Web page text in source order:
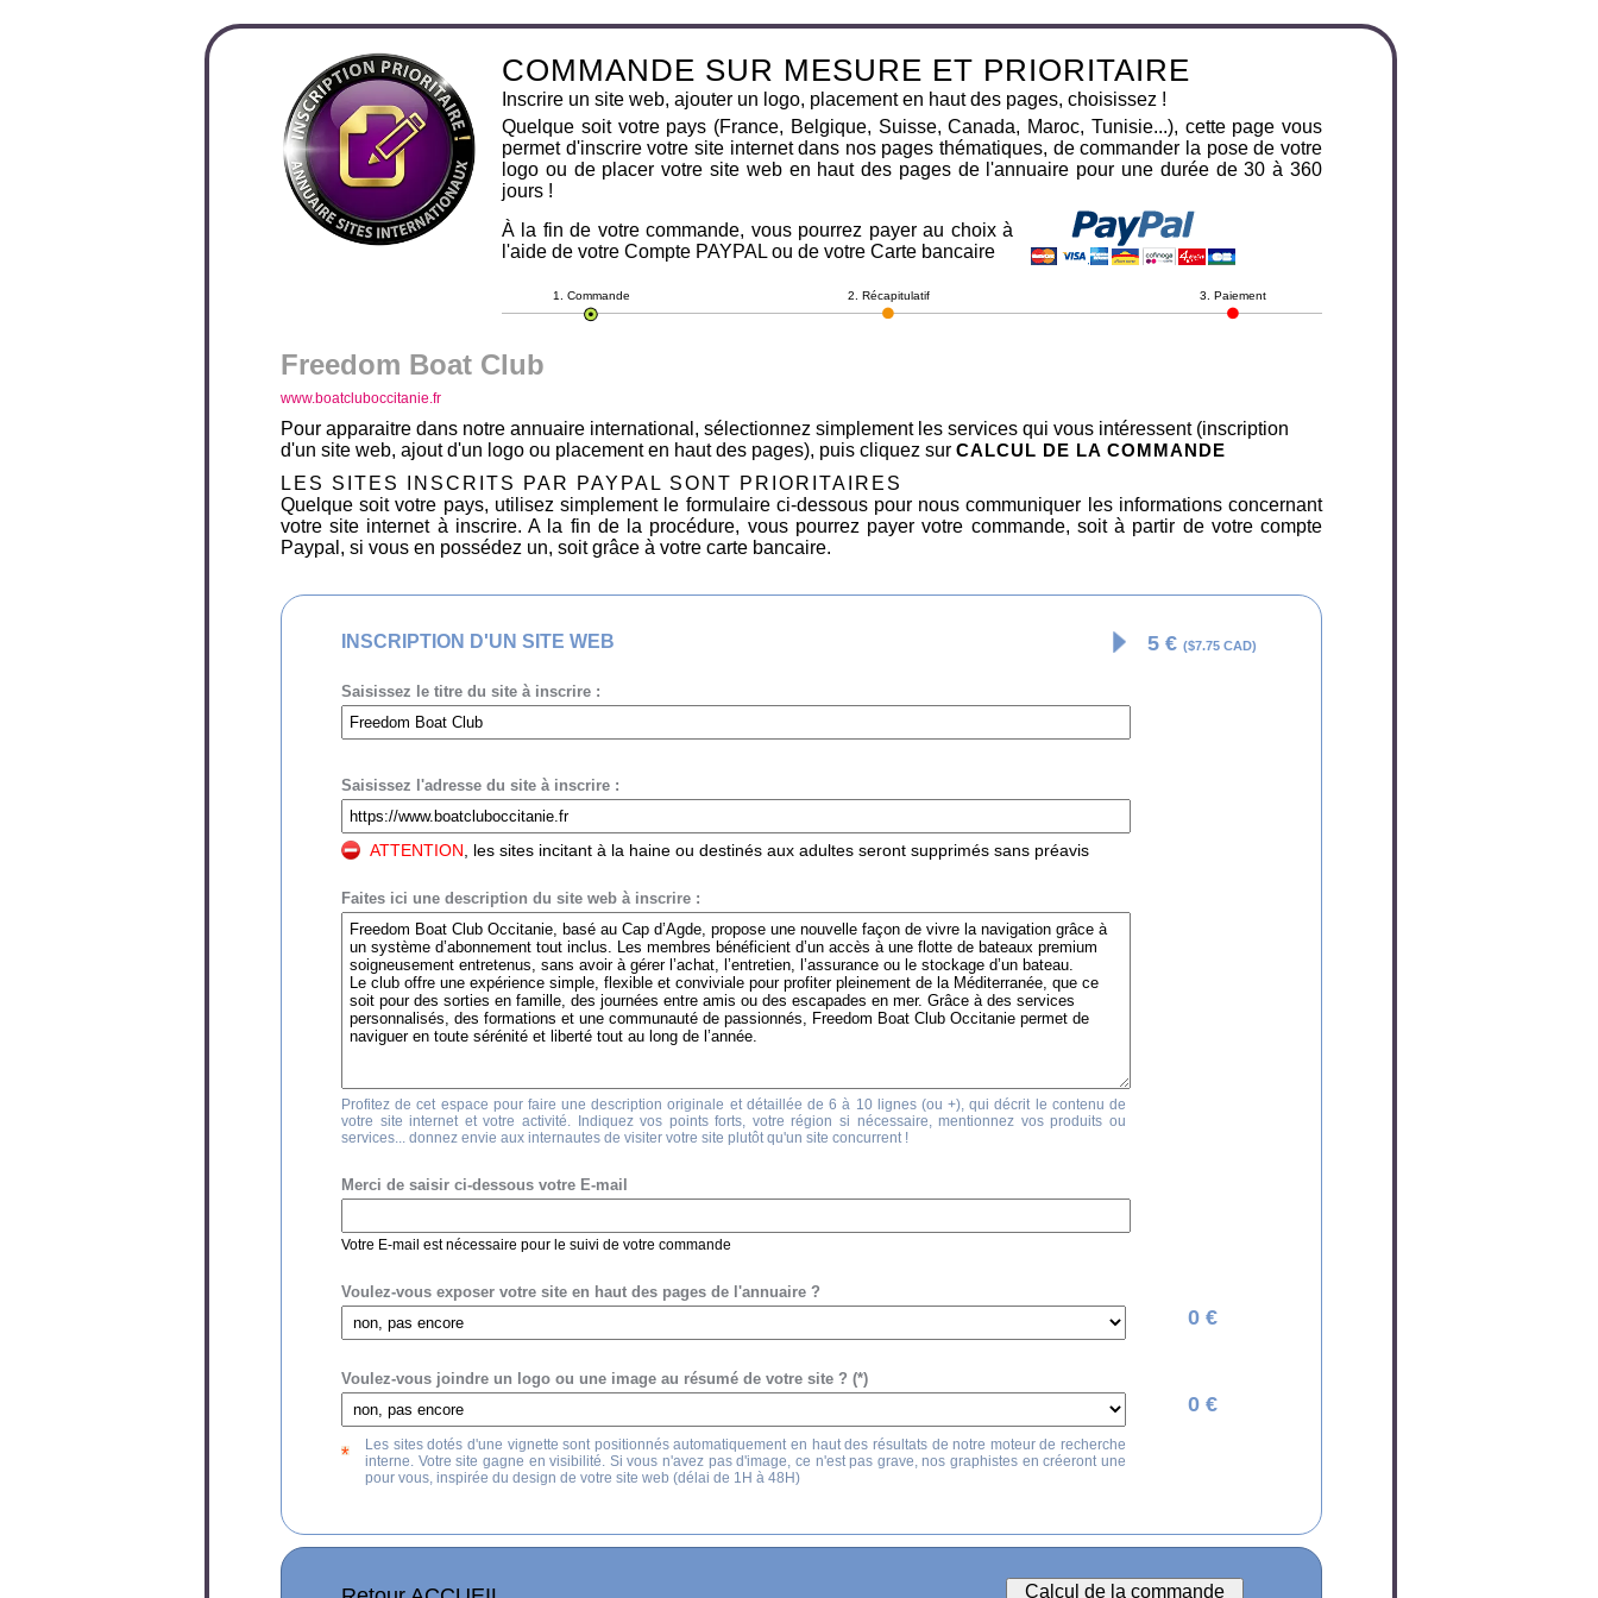
COMMANDE SUR MESURE ET PRIORITAIRE
Inscrire un site web, ajouter un logo, placement en haut des pages, choisissez !
Quelque soit votre pays (France, Belgique, Suisse, Canada, Maroc, Tunisie...), cette page vous
permet d'inscrire votre site internet dans nos pages thématiques, de commander la pose de votre
logo ou de placer votre site web en haut des pages de l'annuaire pour une durée de 30 à 360
jours !
À la fin de votre commande, vous pourrez payer au choix à
l'aide de votre Compte PAYPAL ou de votre Carte bancaire
1. Commande 2. Récapitulatif 3. Paiement
Freedom Boat Club
www.boatcluboccitanie.fr
Pour apparaitre dans notre annuaire international, sélectionnez simplement les services qui vous intéressent (inscription
d'un site web, ajout d'un logo ou placement en haut des pages), puis cliquez sur CALCUL DE LA COMMANDE
LES SITES INSCRITS PAR PAYPAL SONT PRIORITAIRES
Quelque soit votre pays, utilisez simplement le formulaire ci-dessous pour nous communiquer les informations concernant
votre site internet à inscrire. A la fin de la procédure, vous pourrez payer votre commande, soit à partir de votre compte
Paypal, si vous en possédez un, soit grâce à votre carte bancaire.
INSCRIPTION D'UN SITE WEB 5 € ($7.75 CAD)
Saisissez le titre du site à inscrire :
Saisissez l'adresse du site à inscrire :
ATTENTION , les sites incitant à la haine ou destinés aux adultes seront supprimés sans préavis
Faites ici une description du site web à inscrire :
Profitez de cet espace pour faire une description originale et détaillée de 6 à 10 lignes (ou +), qui décrit le contenu de
votre site internet et votre activité. Indiquez vos points forts, votre région si nécessaire, mentionnez vos produits ou
services... donnez envie aux internautes de visiter votre site plutôt qu'un site concurrent !
Merci de saisir ci-dessous votre E-mail
Votre E-mail est nécessaire pour le suivi de votre commande
Voulez-vous exposer votre site en haut des pages de l'annuaire ?
0 €
Voulez-vous joindre un logo ou une image au résumé de votre site ? (*)
0 €
Les sites dotés d'une vignette sont positionnés automatiquement en haut des résultats de notre moteur de recherche
interne. Votre site gagne en visibilité. Si vous n'avez pas d'image, ce n'est pas grave, nos graphistes en créeront une
pour vous, inspirée du design de votre site web (délai de 1H à 48H)